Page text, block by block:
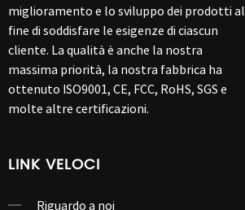
miglioramento e lo sviluppo dei prodotti al
fine di soddisfare le esigenze di ciascun
cliente. La qualità è anche la nostra
massima priorità, la nostra fabbrica ha
ottenuto ISO9001, CE, FCC, RoHS, SGS e
molte altre certificazioni.
LINK VELOCI
Riguardo a noi